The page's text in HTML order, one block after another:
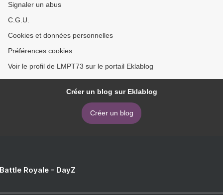
Signaler un abus
C.G.U.
Cookies et données personnelles
Préférences cookies
Voir le profil de LMPT73 sur le portail Eklablog
Créer un blog sur Eklablog
Créer un blog
Royale - DayZ